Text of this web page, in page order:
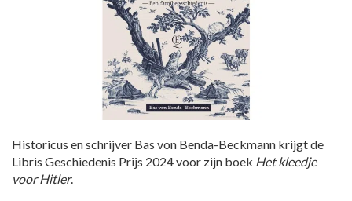
Historicus en schrijver Bas von Benda-Beckmann krijgt de
Libris Geschiedenis Prijs 2024 voor zijn boek Het kleedje
voor Hitler.